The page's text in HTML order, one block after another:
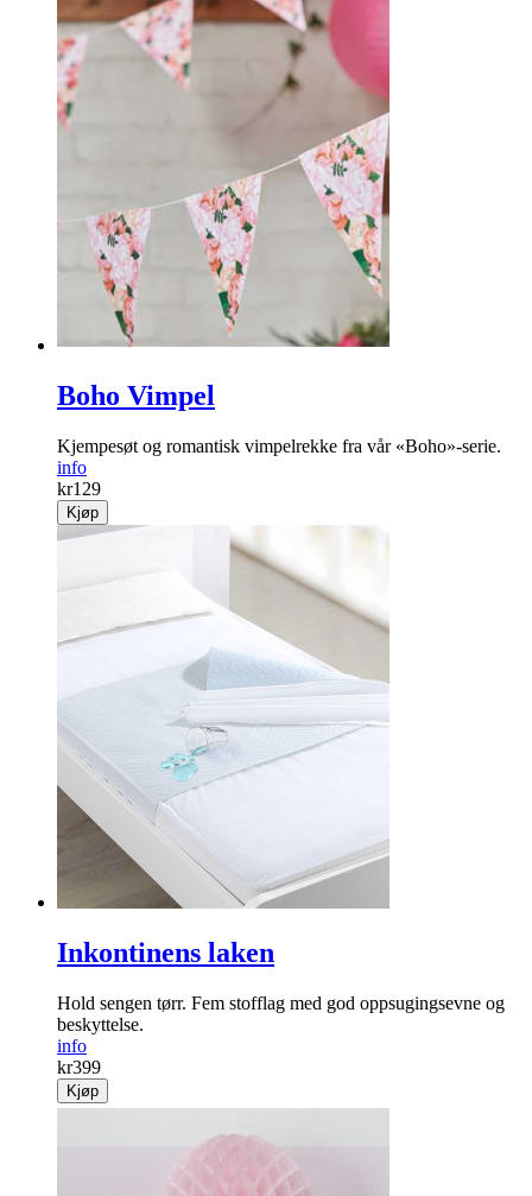
Boho Vimpel
Kjempesøt og romantisk vimpelrekke fra vår «Boho»-serie.
info
kr129
Kjøp
Inkontinens laken
Hold sengen tørr. Fem stoff­lag med god oppsugings­evne og
beskyttelse.
info
kr399
Kjøp